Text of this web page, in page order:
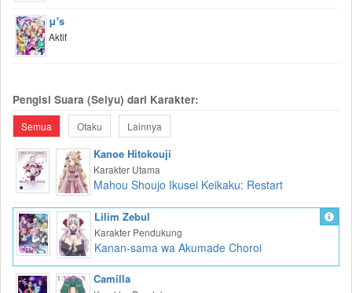
μ's
Aktif
Pengisi Suara (Seiyu) dari Karakter:
Semua Otaku Lainnya
Kanoe Hitokouji
Karakter Utama
Mahou Shoujo Ikusei Keikaku: Restart
Lilim Zebul
Karakter Pendukung
Kanan-sama wa Akumade Choroi
Camilla